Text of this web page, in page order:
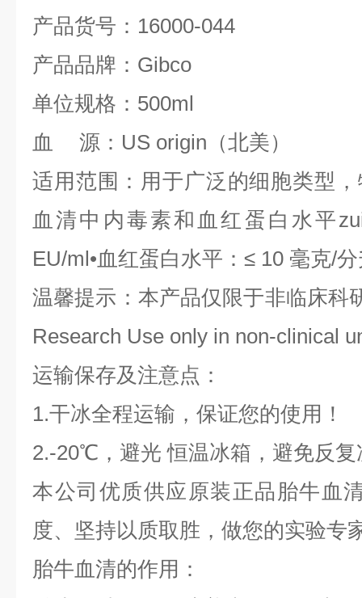
产品货号： 16000-044
产品品牌： Gibco
单位规格： 500ml
血
源： US origin（北美）
适用范围： 用于广泛的细胞类型
血清中内毒素和血红蛋白水平
EU/ml•血红蛋白水平：≤ 10 毫克/
温馨提示： 本产品仅限于非临床科
Research Use only in non-clinical
运输保存及注意点：
1.干冰全程运输，保证您的使用！
2.-20℃，避光 恒温冰箱，避免反复
本公司优质供应原装正品胎牛血
度、坚持以质取胜，做您的实验专
胎牛血清的作用：